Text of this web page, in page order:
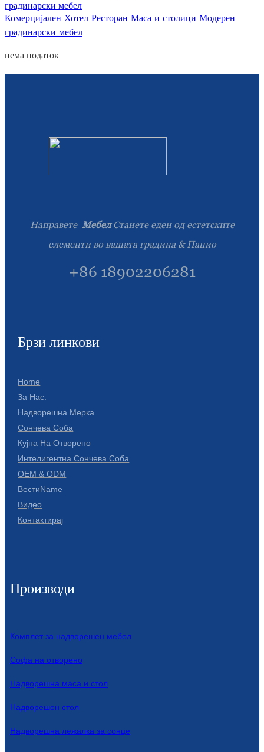
Комерцијален Хотел Ресторан Маса и столици Модерен
градинарски мебел
нема податок
Направете МебелСтанете еден од естетските
елементи во вашата градина & Пацио
+86 18902206281
Брзи линкови
Home
За Нас.
Надворешна Мерка
Сончева Соба
Кујна На Отворено
Интелигентна Сончева Соба
OEM & ODM
ВестиName
Видео
Контактирај
Производи
Комплет за надворешен мебел
Софа на отворено
Надворешна маса и стол
Надворешен стол
Надворешна лежалка за сонце